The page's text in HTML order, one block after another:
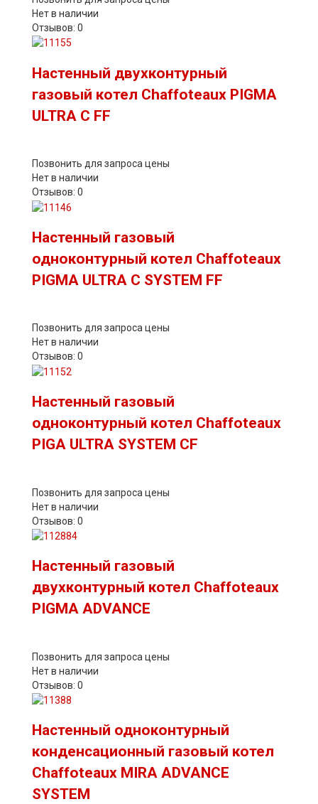
Нет в наличии
Отзывов: 0
Настенный двухконтурный
газовый котел Chaffoteaux PIGMA
ULTRA C FF
Позвонить для запроса цены
Нет в наличии
Отзывов: 0
Настенный газовый
одноконтурный котел Chaffoteaux
PIGMA ULTRA C SYSTEM FF
Позвонить для запроса цены
Нет в наличии
Отзывов: 0
Настенный газовый
одноконтурный котел Chaffoteaux
PIGA ULTRA SYSTEM CF
Позвонить для запроса цены
Нет в наличии
Отзывов: 0
Настенный газовый
двухконтурный котел Chaffoteaux
PIGMA ADVANCE
Позвонить для запроса цены
Нет в наличии
Отзывов: 0
Настенный одноконтурный
конденсационный газовый котел
Chaffoteaux MIRA ADVANCE
SYSTEM